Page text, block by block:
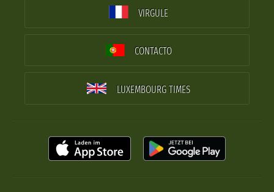
VIRGULE
CONTACTO
LUXEMBOURG TIMES